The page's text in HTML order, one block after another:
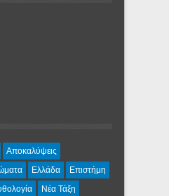
Αποκαλύψεις
Ελλάδα
Επιστήμη
Νέα Τάξη